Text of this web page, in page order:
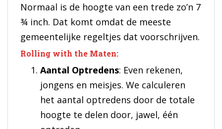
Normaal is de hoogte van een trede zo’n 7
¾ inch. Dat komt omdat de meeste
gemeentelijke regeltjes dat voorschrijven.
Rolling with the Maten:
Aantal Optredens: Even rekenen,
jongens en meisjes. We calculeren
het aantal optredens door de totale
hoogte te delen door, jawel, één